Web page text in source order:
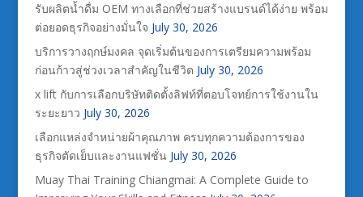
รับผลิตน้ำดื่ม OEM ทางเลือกที่ช่วยสร้างแบรนด์ได้ง่าย พร้อม
ต่อยอดธุรกิจอย่างมั่นใจ July 30, 2026
บริการวางฤกษ์มงคล จุดเริ่มต้นของการเตรียมความพร้อม
ก่อนก้าวสู่ช่วงเวลาสำคัญในชีวิต July 30, 2026
x lift กับการเลือกบริษัทติดตั้งลิฟท์ที่ตอบโจทย์การใช้งานใน
ระยะยาว July 30, 2026
เลือกแหล่งจำหน่ายผ้าคุณภาพ ครบทุกความต้องการของ
ธุรกิจตัดเย็บและงานแฟชั่น July 30, 2026
Muay Thai Training Chiangmai: A Complete Guide to